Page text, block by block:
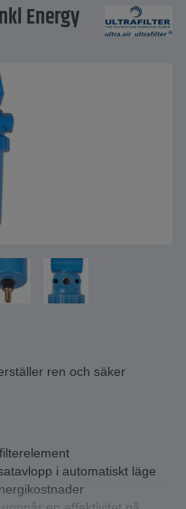
Energy
ren och säker
i automatiskt läge